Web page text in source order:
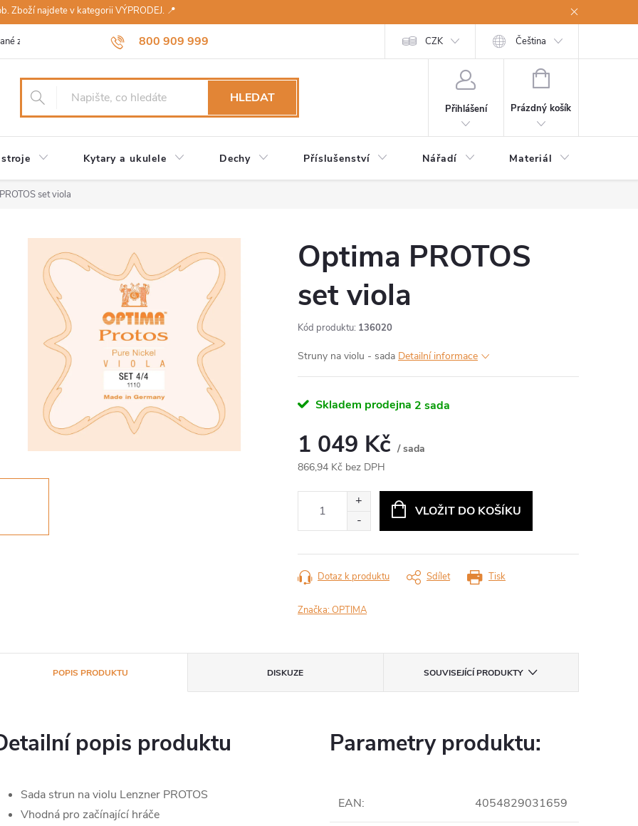
Zboží najdete v kategorii VÝPRODEJ. 📍
800 909 999
značky Návody a údržba Reklamace Odstoupení od kupní smlouvy
CZK Čeština
HLEDAT
Přihlášení
NÁKUPNÍ
Prázdný košík
Kytary a ukulele Dechy Příslušenství Nářadí Materiál
set viola
Optima PROTOS
set viola
Kód produktu: 136020
Struny na violu - sada Detailní informace
Skladem prodejna 2 sada
1 049 Kč / sada
866,94 Kč bez DPH
VLOŽIT DO KOŠÍKU
Tisk
Dotaz k produktu Sdílet
Značka:OPTIMA
POPIS PRODUKTU DISKUZE SOUVISEJÍCÍ PRODUKTY
popis produktu
Sada strun na violu Lenzner PROTOS
Vhodná pro začínající hráče
Parametry produktu:
EAN: 4054829031659